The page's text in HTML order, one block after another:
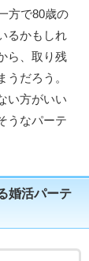
方で80歳の
るかもしれ
ら、取り残
だろう。
い方がいい
うなパーテ
婚活パーテ